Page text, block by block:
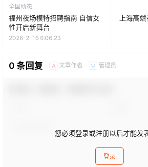
全国动态
福州夜场模特招聘指南 自信女
性开启新舞台
2026-2-16 6:06:23
上海高
0 条回复 A 文章作者 M 管理员
您必须登录或注册以后才能发
登录